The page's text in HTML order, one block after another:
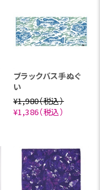
ブラックバス手ぬぐ
い
¥1,980（税込）
¥1,386（税込）